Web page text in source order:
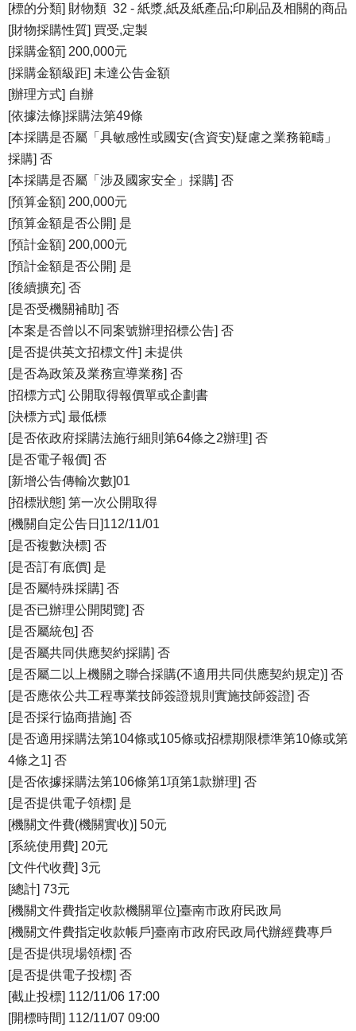
[標的分類] 財物類 32 - 紙漿,紙及紙產品;印刷品及相關的商品
[財物採購性質] 買受,定製
[採購金額] 200,000元
[採購金額級距] 未達公告金額
[辦理方式] 自辦
[依據法條]採購法第49條
[本採購是否屬「具敏感性或國安(含資安)疑慮之業務範疇」
採購] 否
[本採購是否屬「涉及國家安全」採購] 否
[預算金額] 200,000元
[預算金額是否公開] 是
[預計金額] 200,000元
[預計金額是否公開] 是
[後續擴充] 否
[是否受機關補助] 否
[本案是否曾以不同案號辦理招標公告] 否
[是否提供英文招標文件] 未提供
[是否為政策及業務宣導業務] 否
[招標方式] 公開取得報價單或企劃書
[決標方式] 最低標
[是否依政府採購法施行細則第64條之2辦理] 否
[是否電子報價] 否
[新增公告傳輸次數]01
[招標狀態] 第一次公開取得
[機關自定公告日]112/11/01
[是否複數決標] 否
[是否訂有底價] 是
[是否屬特殊採購] 否
[是否已辦理公開閱覽] 否
[是否屬統包] 否
[是否屬共同供應契約採購] 否
[是否屬二以上機關之聯合採購(不適用共同供應契約規定)] 否
[是否應依公共工程專業技師簽證規則實施技師簽證] 否
[是否採行協商措施] 否
[是否適用採購法第104條或105條或招標期限標準第10條或第
4條之1] 否
[是否依據採購法第106條第1項第1款辦理] 否
[是否提供電子領標] 是
[機關文件費(機關實收)] 50元
[系統使用費] 20元
[文件代收費] 3元
[總計] 73元
[機關文件費指定收款機關單位]臺南市政府民政局
[機關文件費指定收款帳戶]臺南市政府民政局代辦經費專戶
[是否提供現場領標] 否
[是否提供電子投標] 否
[截止投標] 112/11/06 17:00
[開標時間] 112/11/07 09:00